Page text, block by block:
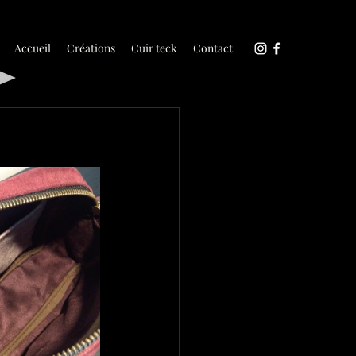
Accueil Créations Cuir teck Contact